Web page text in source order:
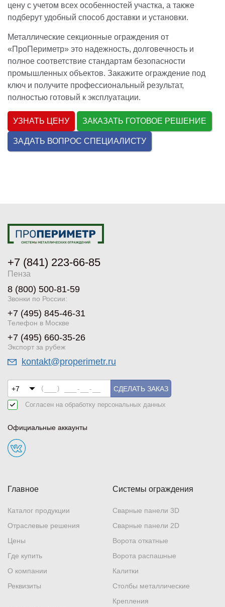
цену с учетом всех особенностей участка, а также
подберут удобный способ доставки и установки.
Металлические секционные ограждения от
«ПроПериметр» это надежность, долговечность и
полное соответствие стандартам безопасности
промышленных объектов. Закажите ограждение под
ключ и получите профессиональный результат,
полностью готовый к эксплуатации.
УЗНАТЬ ЦЕНУ ЗАКАЗАТЬ ГОТОВОЕ РЕШЕНИЕ
ЗАДАТЬ ВОПРОС СПЕЦИАЛИСТУ
Главное
Каталог продукции
Отраслевые решения
Цены
Где купить
О компании
Реквизиты
Системы ограждения
Сварные панели 3D
Сварные панели 2D
Ворота откатные
Ворота распашные
Калитки
Столбы металлические
Крепления
+7 (841) 223-66-85
Пенза
8 (800) 500-81-59
Звонки по России:
+7 (495) 845-46-31
Телефон в Москве
+7 (495) 660-35-26
Экспорт за рубеж
kontakt@properimetr.ru
СДЕЛАТЬ ЗАКАЗ
Согласен на обработку персональных данных
Официальные аккаунты